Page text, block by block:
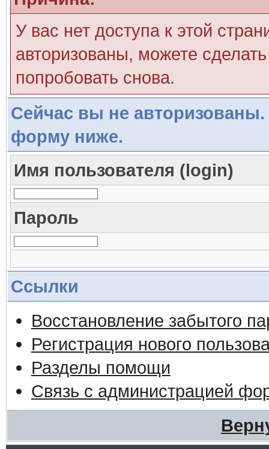
У вас нет доступа к этой
авторизованы, можете
попробовать снова.
Сейчас вы не авторизованы.
форму ниже.
Имя пользователя (login)
Пароль
Ссылки
Восстановление забытого
Регистрация нового
Разделы помощи
Связь с администрацией